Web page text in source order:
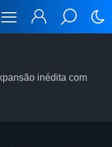
inédita com